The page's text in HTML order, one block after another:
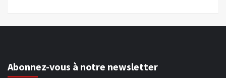
Abonnez-vous à notre newsletter